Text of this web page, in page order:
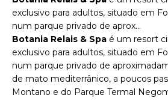
exclusivo para adultos, situado em
num parque privado de aprox…
Botania Relais & Spa é um resort
exclusivo para adultos, situado em
num parque privado de
de mato mediterrânico, a poucos
Montano e do Parque Termal